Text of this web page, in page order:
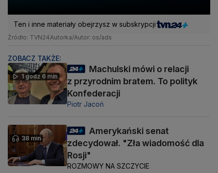
Ten i inne materiały obejrzysz w subskrypcji
Źródło: TVN24Autorka/Autor: os/ads
ZOBACZ TAKŻE:
1 godz 6 min
Machulski mówi o relacji
z przyrodnim bratem. To polityk
Konfederacji
Piotr Jacoń
38 min
Amerykański senat
zdecydował. "Zła wiadomość dla
Rosji"
ROZMOWY NA SZCZYCIE